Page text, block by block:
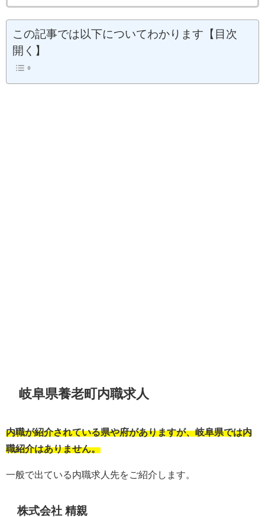
この記事では以下についてわかります【目次
開く】
岐阜県養老町内職求人
内職が紹介されている県や府がありますが、岐阜県では内
職紹介はありません。
一般で出ている内職求人先をご紹介します。
株式会社 精親